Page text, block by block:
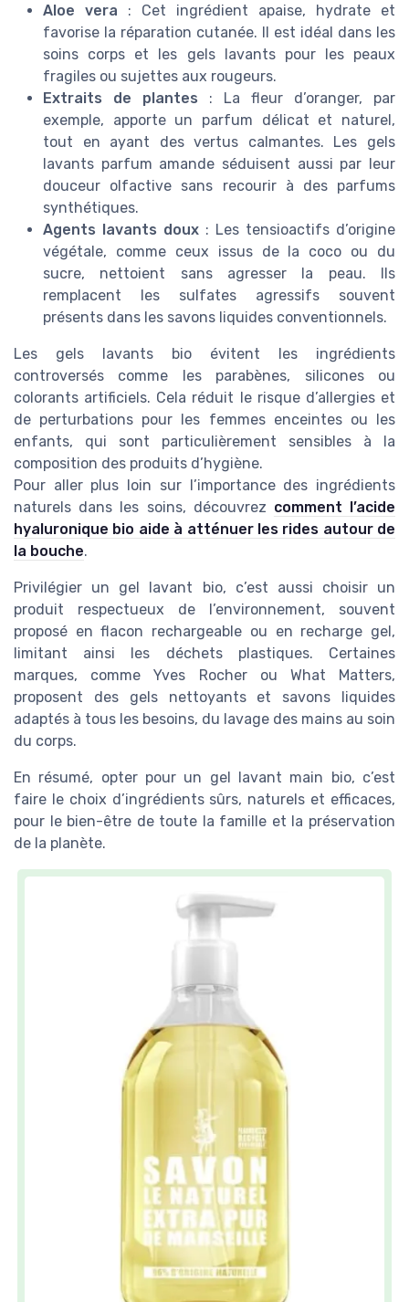
Aloe vera : Cet ingrédient apaise, hydrate et
favorise la réparation cutanée. Il est idéal dans les
soins corps et les gels lavants pour les peaux
fragiles ou sujettes aux rougeurs.
Extraits de plantes : La fleur d’oranger, par
exemple, apporte un parfum délicat et naturel,
tout en ayant des vertus calmantes. Les gels
lavants parfum amande séduisent aussi par leur
douceur olfactive sans recourir à des parfums
synthétiques.
Agents lavants doux : Les tensioactifs d’origine
végétale, comme ceux issus de la coco ou du
sucre, nettoient sans agresser la peau. Ils
remplacent les sulfates agressifs souvent
présents dans les savons liquides conventionnels.
Les gels lavants bio évitent les ingrédients
controversés comme les parabènes, silicones ou
colorants artificiels. Cela réduit le risque d’allergies et
de perturbations pour les femmes enceintes ou les
enfants, qui sont particulièrement sensibles à la
composition des produits d’hygiène.
Pour aller plus loin sur l’importance des ingrédients
naturels dans les soins, découvrez comment l’acide
hyaluronique bio aide à atténuer les rides autour de
la bouche.
Privilégier un gel lavant bio, c’est aussi choisir un
produit respectueux de l’environnement, souvent
proposé en flacon rechargeable ou en recharge gel,
limitant ainsi les déchets plastiques. Certaines
marques, comme Yves Rocher ou What Matters,
proposent des gels nettoyants et savons liquides
adaptés à tous les besoins, du lavage des mains au soin
du corps.
En résumé, opter pour un gel lavant main bio, c’est
faire le choix d’ingrédients sûrs, naturels et efficaces,
pour le bien-être de toute la famille et la préservation
de la planète.